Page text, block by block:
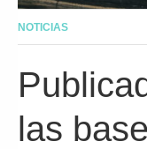
NOTICIAS
las